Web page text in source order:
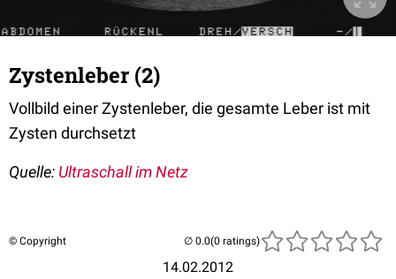
Zystenleber (2)
Vollbild einer Zystenleber, die gesamte Leber ist mit
Zysten durchsetzt
Quelle: Ultraschall im Netz
© Copyright
14.02.2012
(0 ratings)